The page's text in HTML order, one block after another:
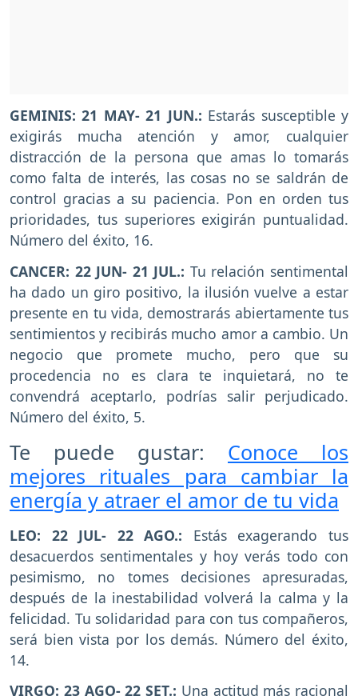
GEMINIS: 21 MAY- 21 JUN.: Estarás susceptible y
exigirás mucha atención y amor, cualquier
distracción de la persona que amas lo tomarás
como falta de interés, las cosas no se saldrán de
control gracias a su paciencia. Pon en orden tus
prioridades, tus superiores exigirán puntualidad.
Número del éxito, 16.
CANCER: 22 JUN- 21 JUL.: Tu relación sentimental
ha dado un giro positivo, la ilusión vuelve a estar
presente en tu vida, demostrarás abiertamente tus
sentimientos y recibirás mucho amor a cambio. Un
negocio que promete mucho, pero que su
procedencia no es clara te inquietará, no te
convendrá aceptarlo, podrías salir perjudicado.
Número del éxito, 5.
Te puede gustar: Conoce los
mejores rituales para cambiar la
energía y atraer el amor de tu vida
LEO: 22 JUL- 22 AGO.: Estás exagerando tus
desacuerdos sentimentales y hoy verás todo con
pesimismo, no tomes decisiones apresuradas,
después de la inestabilidad volverá la calma y la
felicidad. Tu solidaridad para con tus compañeros,
será bien vista por los demás. Número del éxito,
14.
VIRGO: 23 AGO- 22 SET.: Una actitud más racional